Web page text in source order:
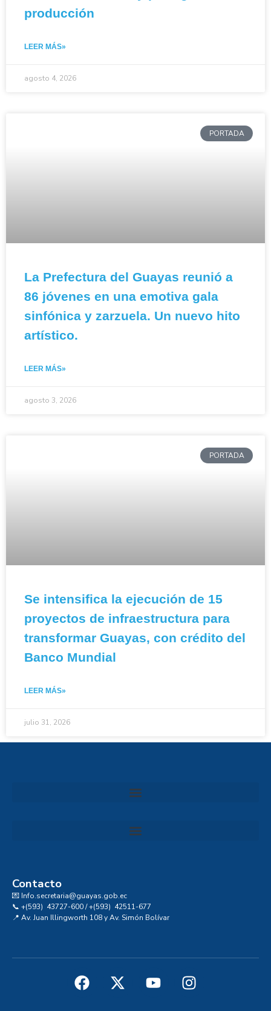
producción
LEER MÁS»
agosto 4, 2026
PORTADA
La Prefectura del Guayas reunió a
86 jóvenes en una emotiva gala
sinfónica y zarzuela. Un nuevo hito
artístico.
LEER MÁS»
agosto 3, 2026
PORTADA
Se intensifica la ejecución de 15
proyectos de infraestructura para
transformar Guayas, con crédito del
Banco Mundial
LEER MÁS»
julio 31, 2026
Contacto
💌 Info.secretaria@guayas.gob.ec
📞 +(593) 43727-600 / +(593) 42511-677
📍 Av. Juan Illingworth 108 y Av. Simón Bolívar